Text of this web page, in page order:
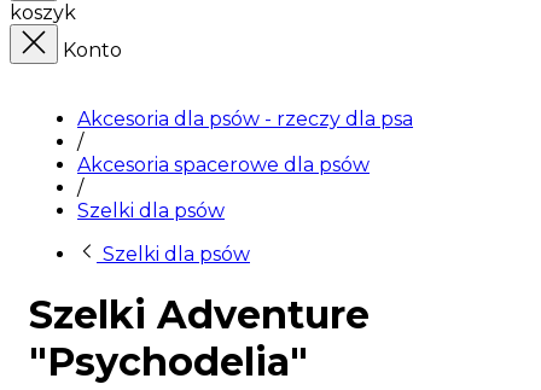
koszyk
Konto
Akcesoria dla psów - rzeczy dla psa
/
Akcesoria spacerowe dla psów
/
Szelki dla psów
Szelki dla psów
Szelki Adventure
"Psychodelia"